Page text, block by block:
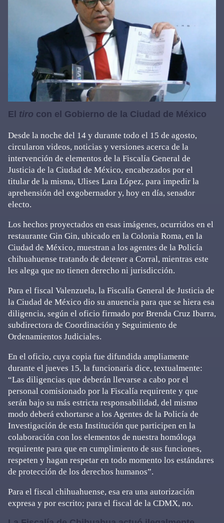
El tiro con el Gobierno de la Ciudad de México
Desde la noche del 14 y durante todo el 15 de agosto,
circularon videos, noticias y versiones acerca de la
intervención de elementos de la Fiscalía General de
Justicia de la Ciudad de México, encabezados por el
titular de la misma, Ulises Lara López, para impedir la
aprehensión del exgobernador y, hoy en día, senador
electo.
Los hechos proyectados en esas imágenes, ocurridos en el
restaurante Gin Gin, ubicado en la Colonia Roma, en la
Ciudad de México, muestran a los agentes de la Policía
chihuahuense tratando de detener a Corral, mientras este
les alega que no tienen derecho ni jurisdicción.
Para el fiscal Valenzuela, la Fiscalía General de Justicia de
la Ciudad de México dio su anuencia para que se hiera esa
diligencia, según el oficio firmado por Brenda Cruz Ibarra,
subdirectora de Coordinación y Seguimiento de
Ordenamientos Judiciales.
En el oficio, cuya copia fue difundida ampliamente
durante el jueves 15, la funcionaria dice, textualmente:
“Las diligencias que deberán llevarse a cabo por el
personal comisionado por la Fiscalía requirente y que
serán bajo su más estricta responsabilidad, del mismo
modo deberá exhortarse a los Agentes de la Policía de
Investigación de esta Institución que participen en la
colaboración con los elementos de nuestra homóloga
requirente para que en cumplimiento de sus funciones,
respeten y hagan respetar en todo momento los estándares
de protección de los derechos humanos”.
Para el fiscal chihuahuense, esa era una autorización
expresa y por escrito; para el fiscal de la CDMX, no.